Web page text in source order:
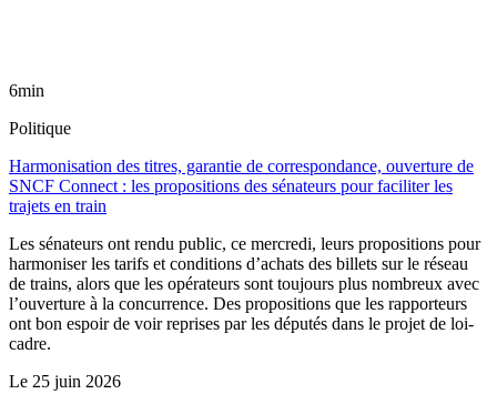
6min
Politique
Harmonisation des titres, garantie de correspondance, ouverture de
SNCF Connect : les propositions des sénateurs pour faciliter les
trajets en train
Les sénateurs ont rendu public, ce mercredi, leurs propositions pour
harmoniser les tarifs et conditions d’achats des billets sur le réseau
de trains, alors que les opérateurs sont toujours plus nombreux avec
l’ouverture à la concurrence. Des propositions que les rapporteurs
ont bon espoir de voir reprises par les députés dans le projet de loi-
cadre.
Le 25 juin 2026